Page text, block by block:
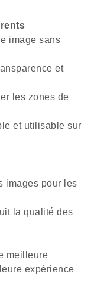
image sans
et
les zones de
et utilisable sur
images pour les
la qualité des
meilleure
expérience